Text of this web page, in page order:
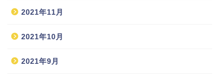
2021年11月
2021年10月
2021年9月